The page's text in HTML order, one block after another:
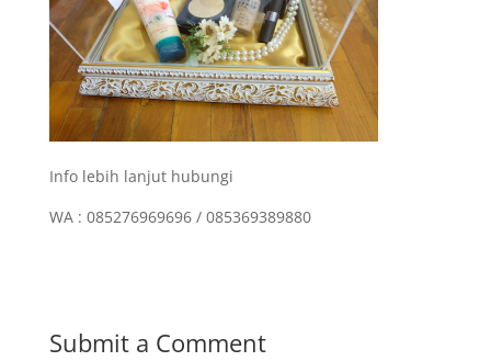
Info lebih lanjut hubungi
WA : 085276969696 / 085369389880
Submit a Comment